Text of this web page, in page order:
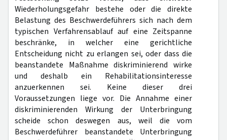
Wiederholungsgefahr bestehe oder die direkte
Belastung des Beschwerdeführers sich nach dem
typischen Verfahrensablauf auf eine Zeitspanne
beschränke, in welcher eine gerichtliche
Entscheidung nicht zu erlangen sei, oder dass die
beanstandete Maßnahme diskriminierend wirke
und deshalb ein Rehabilitationsinteresse
anzuerkennen sei. Keine dieser drei
Voraussetzungen liege vor. Die Annahme einer
diskriminierenden Wirkung der Unterbringung
scheide schon deswegen aus, weil die vom
Beschwerdeführer beanstandete Unterbringung